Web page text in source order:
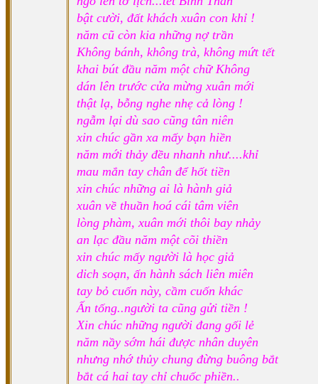
bật cười, đất khách xuân con khỉ !
năm cũ còn kia những nợ trần
Không bánh, không trà, không mứt tết
khai bút đầu năm một chữ Không
dán lên trước cửa mừng xuân mới
thật lạ, bỗng nghe nhẹ cả lòng !
ngẫm lại dù sao cũng tân niên
xin chúc gần xa mấy bạn hiền
năm mới thảy đều nhanh như....khỉ
mau mắn tay chân để hốt tiền
xin chúc những ai là hành giả
xuân về thuần hoá cái tâm viên
lòng phàm, xuân mới thôi bay nhảy
an lạc đầu năm một cõi thiền
xin chúc mấy người là học giả
dich soạn, ấn hành sách liên miên
tay bỏ cuốn này, cầm cuốn khác
Ấn tống..người ta cũng gửi tiền !
Xin chúc những người đang gối lẻ
năm nầy sớm hái được nhân duyên
nhưng nhớ thủy chung đừng buông bắt
bắt cá hai tay chỉ chuốc phiền..